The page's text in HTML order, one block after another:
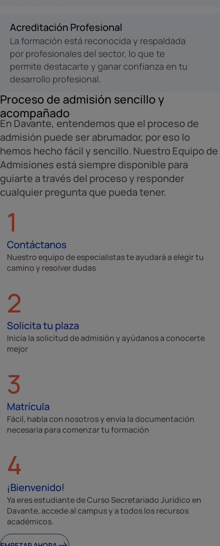
Acreditación Profesional
La formación está reconocida y respaldada
por profesionales del sector, lo que te
permite destacarte y ganar confianza en tu
desarrollo profesional.
Proceso de admisión sencillo y
acompañado
En Davante, entendemos que el proceso de
admisión puede ser abrumador, por eso lo
hemos hecho fácil y sencillo. Nuestro Equipo de
Admisiones está siempre disponible para
guiarte a través del proceso y responder
cualquier pregunta que pueda tener.
1
Contáctanos
Nuestro equipo de especialistas te ayudará a elegir tu
camino y resolver dudas
2
Solicita tu plaza
Inicia la solicitud de admisión y ayúdanos a conocerte
mejor
3
Matrícula
Fácil, habla con nosotros y envía la documentación
necesaria para comenzar tu formación
4
¡Bienvenido!
Ya eres estudiante de Curso Secretariado Jurídico en
Davante, accede al campus y a todos los recursos
académicos.